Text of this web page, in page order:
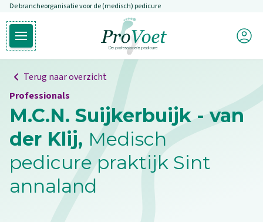
Overslaan en naar de inhoud gaan
De brancheorganisatie voor de (medisch) pedicure
Open hoofdmenu
Ga naar de homepagina
Mijn
Terug naar overzicht
Professionals
M.C.N. Suijkerbuijk - van
der Klij, Medisch
pedicure praktijk Sint
annaland